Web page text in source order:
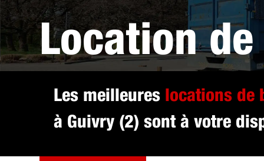
Location de
Les meilleures locations de
à Guivry (2) sont à votre